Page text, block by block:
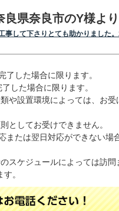
県奈良市のY様より
事して下さりとても助かりました
した場合に限ります。
した場合に限ります。
や設置環境によっては、お受
としてお受けできません。
または翌日対応ができない場
スケジュールによっては訪問
。